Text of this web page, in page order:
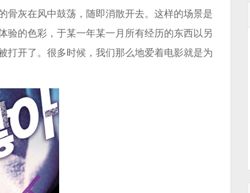
骨灰在风中鼓荡，随即消散开去。这样的场景是
验的色彩，于某一年某一月所有经历的东西以另
打开了。很多时候，我们那么地爱着电影就是为